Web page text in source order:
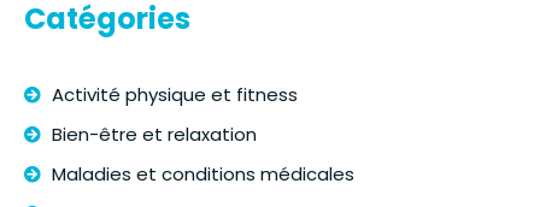
Catégories
Activité physique et fitness
Bien-être et relaxation
Maladies et conditions médicales